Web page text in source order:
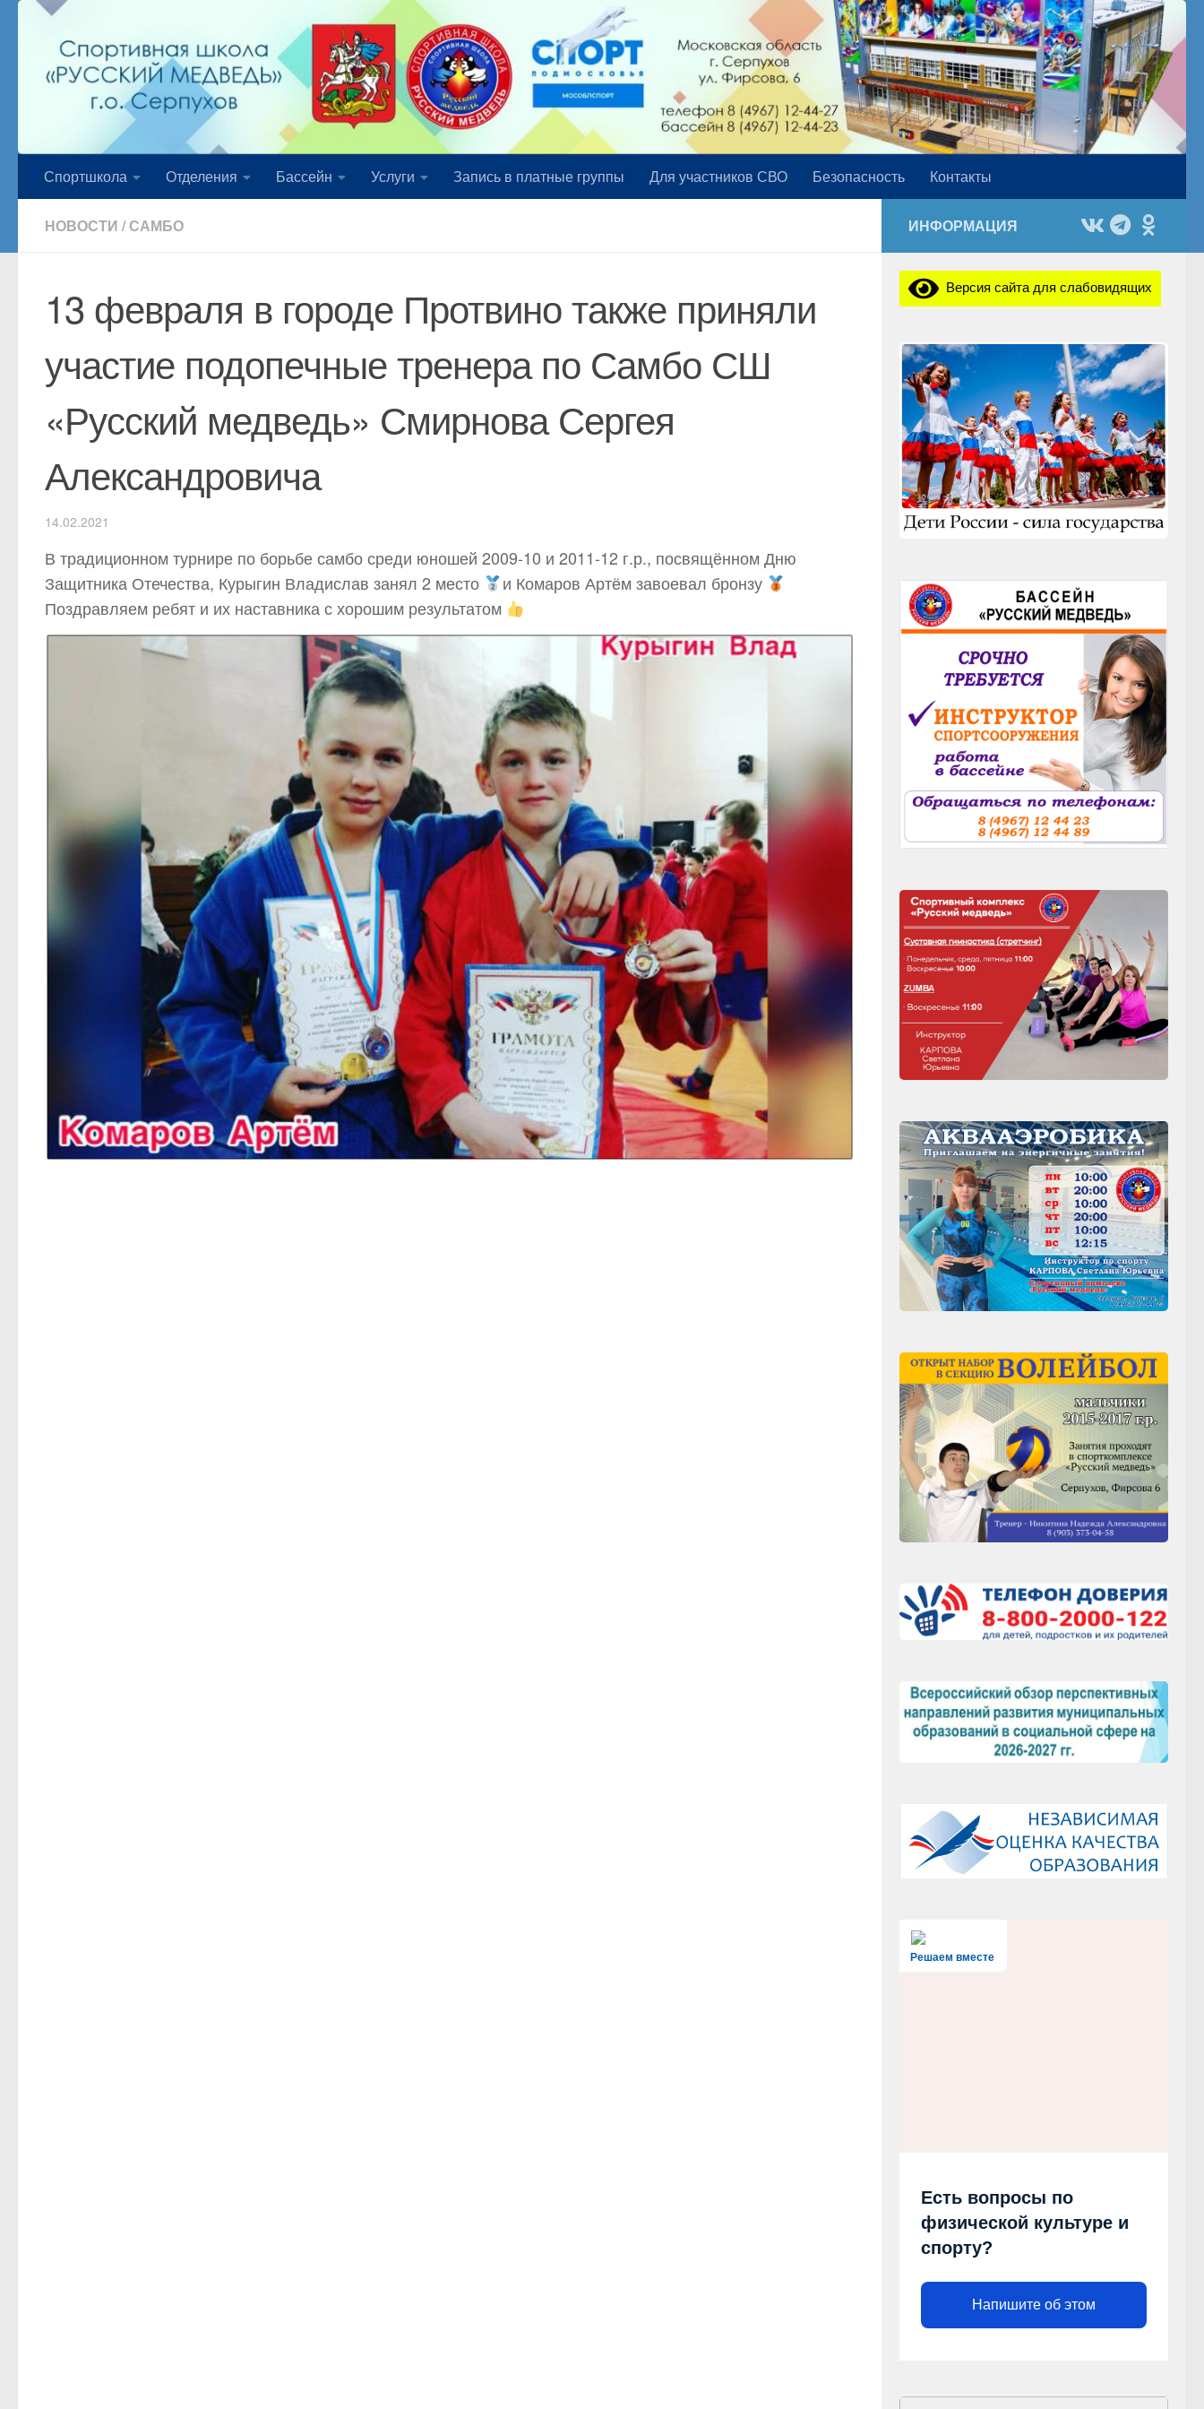
Спортшкола Отделения Бассейн Услуги Запись в платные группы Для участников СВО Безопасность Контакты
НОВОСТИ /САМБО
13 февраля в городе Протвино также приняли
участие подопечные тренера по Самбо СШ
«Русский медведь» Смирнова Сергея
Александровича
14.02.2021
В традиционном турнире по борьбе самбо среди юношей 2009-10 и 2011-12 г.р., посвящённом Дню
Защитника Отечества, Курыгин Владислав занял 2 место
и Комаров Артём завоевал бронзу
Поздравляем ребят и их наставника с хорошим результатом
ИНФОРМАЦИЯ
Версия сайта для слабовидящих
Решаем вместе
Есть вопросы по
физической культуре и
спорту?
Напишите об этом